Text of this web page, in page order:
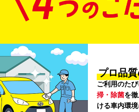
プロ品
ご利用のた
掃・除菌を
ける車内環